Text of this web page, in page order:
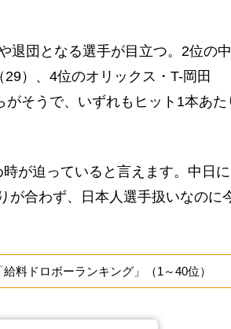
団となる選手が目立つ。2位の中
）、4位のオリックス・T-岡田
がそうで、いずれもヒット1本あた
が迫っていると言えます。中日
が合わず、日本人選手扱いなのに
料ドロボーランキング」（1～40位）